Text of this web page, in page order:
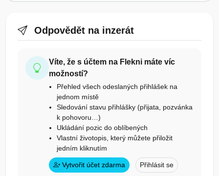
Odpovědět na inzerát
Víte, že s účtem na Flekni máte víc
možností?
Přehled všech odeslaných přihlášek na
jednom místě
Sledování stavu přihlášky (přijata, pozvánka
k pohovoru…)
Ukládání pozic do oblíbených
Vlastní životopis, který můžete přiložit
jedním kliknutím
Vytvořit účet zdarma Přihlásit se